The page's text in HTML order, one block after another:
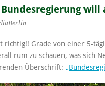
Bundesregierung
richtig!! Grade von einer 5-
rum zu schauen, was sich
Überschrift: